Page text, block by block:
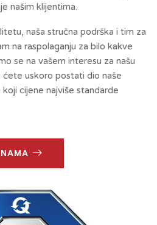
našim klijentima.
naša stručna podrška i tim za
na raspolaganju za bilo kakve
se na vašem interesu za našu
ćete uskoro postati dio naše
cijene najviše standarde